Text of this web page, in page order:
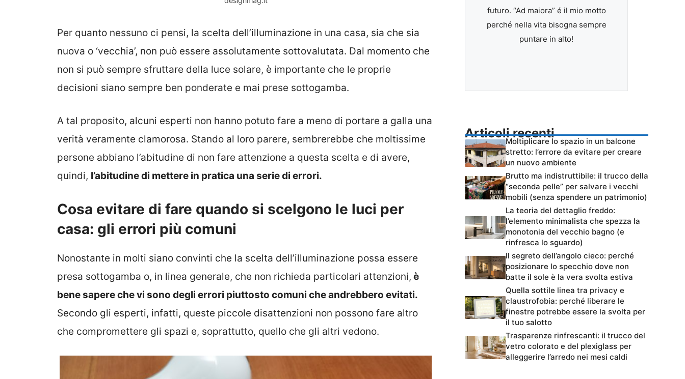
Per quanto nessuno ci pensi, la scelta dell’illuminazione in una casa, sia che sia
nuova o ‘vecchia’, non può essere assolutamente sottovalutata. Dal momento che
non si può sempre sfruttare della luce solare, è importante che le proprie
decisioni siano sempre ben ponderate e mai prese sottogamba.
A tal proposito, alcuni esperti non hanno potuto fare a meno di portare a galla una
verità veramente clamorosa. Stando al loro parere, sembrerebbe che moltissime
persone abbiano l’abitudine di non fare attenzione a questa scelta e di avere,
quindi, l’abitudine di mettere in pratica una serie di errori.
Cosa evitare di fare quando si scelgono le luci per
casa: gli errori più comuni
Nonostante in molti siano convinti che la scelta dell’illuminazione possa essere
presa sottogamba o, in linea generale, che non richieda particolari attenzioni, è
bene sapere che vi sono degli errori piuttosto comuni che andrebbero evitati.
Secondo gli esperti, infatti, queste piccole disattenzioni non possono fare altro
che compromettere gli spazi e, soprattutto, quello che gli altri vedono.
futuro. “Ad maiora” é il mio motto
perché nella vita bisogna sempre
puntare in alto!
Articoli recenti
Moltiplicare lo spazio in un balcone
stretto: l’errore da evitare per creare
un nuovo ambiente
Brutto ma indistruttibile: il trucco della
“seconda pelle” per salvare i vecchi
mobili (senza spendere un patrimonio)
La teoria del dettaglio freddo:
l’elemento minimalista che spezza la
monotonia del vecchio bagno (e
rinfresca lo sguardo)
Il segreto dell’angolo cieco: perché
posizionare lo specchio dove non
batte il sole è la vera svolta estiva
Quella sottile linea tra privacy e
claustrofobia: perché liberare le
finestre potrebbe essere la svolta per
il tuo salotto
Trasparenze rinfrescanti: il trucco del
vetro colorato e del plexiglass per
alleggerire l’arredo nei mesi caldi